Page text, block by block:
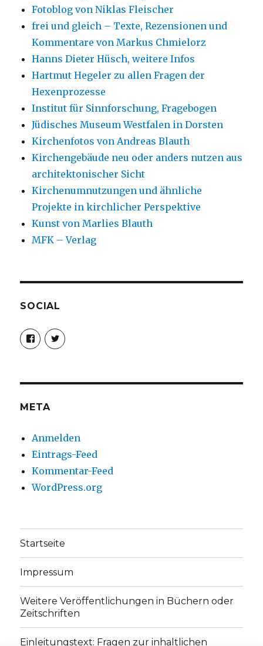
Fotoblog von Niklas Fleischer
frei und gleich – Texte, Rezensionen und
Kommentare von Markus Chmielorz
Hanns Dieter Hüsch, weitere Infos
Hartmut Hegeler zu allen Fragen der
Hexenprozesse
Institut für Sinnforschung, Fragebogen
Jüdisches Museum Westfalen in Dorsten
Kirchenfotos von Andreas Blauth
Kirchengebäude neu oder anders nutzen aus
architektonischer Sicht
Kirchenumnutzungen und ähnliche
Projekte in kirchlicher Perspektive
Kunst von Marlies Blauth
MFK – Verlag
SOCIAL
Profil
von
christoph.fleischer1
anzeigen
Profil
von
anzeigen
META
Anmelden
Eintrags-Feed
Kommentar-Feed
WordPress.org
Startseite
Impressum
Weitere Veröffentlichungen in Büchern oder
Zeitschriften
Einleitungstext: Fragen zur inhaltlichen